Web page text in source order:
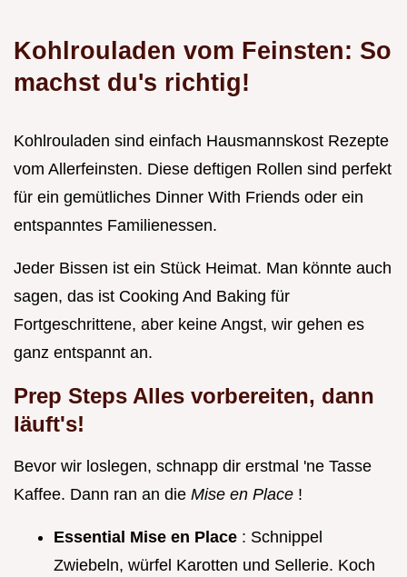
Kohlrouladen vom Feinsten: So
machst du's richtig!
Kohlrouladen sind einfach Hausmannskost Rezepte
vom Allerfeinsten. Diese deftigen Rollen sind perfekt
für ein gemütliches Dinner With Friends oder ein
entspanntes Familienessen.
Jeder Bissen ist ein Stück Heimat. Man könnte auch
sagen, das ist Cooking And Baking für
Fortgeschrittene, aber keine Angst, wir gehen es
ganz entspannt an.
Prep Steps Alles vorbereiten, dann
läuft's!
Bevor wir loslegen, schnapp dir erstmal 'ne Tasse
Kaffee. Dann ran an die Mise en Place !
Essential Mise en Place : Schnippel
Zwiebeln, würfel Karotten und Sellerie. Koch